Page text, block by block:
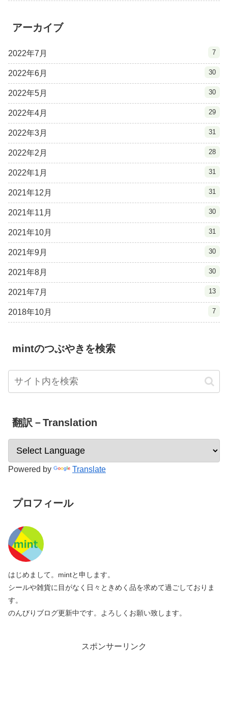
アーカイブ
2022年7月 7
2022年6月 30
2022年5月 30
2022年4月 29
2022年3月 31
2022年2月 28
2022年1月 31
2021年12月 31
2021年11月 30
2021年10月 31
2021年9月 30
2021年8月 30
2021年7月 13
2018年10月 7
mintのつぶやきを検索
翻訳－Translation
Powered by Translate
プロフィール
はじめまして。mintと申します。
シールや雑貨に目がなく日々ときめく品を求めて過ごしておりま
す。
のんびりブログ更新中です。よろしくお願い致します。
スポンサーリンク